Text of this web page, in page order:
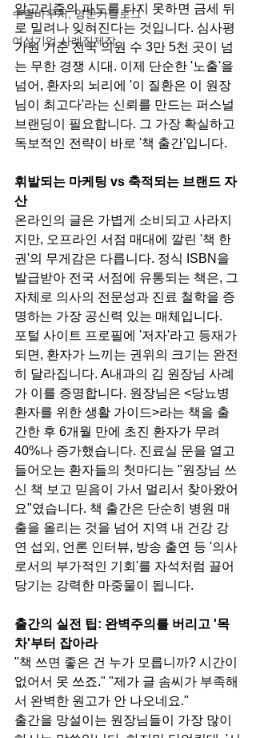
수출바우처, 영문카탈로그
여성기업 사례집제작
알고리즘의 파도를 타지 못하면 금세 뒤
로 밀려나 잊혀진다는 것입니다. 심사평
가원 기준 전국 의원 수 3만 5천 곳이 넘
는 무한 경쟁 시대. 이제 단순한 '노출'을
넘어, 환자의 뇌리에 '이 질환은 이 원장
님이 최고다'라는 신뢰를 만드는 퍼스널
브랜딩이 필요합니다. 그 가장 확실하고
독보적인 전략이 바로 '책 출간'입니다.
휘발되는 마케팅 vs 축적되는 브랜드 자
산
온라인의 글은 가볍게 소비되고 사라지
지만, 오프라인 서점 매대에 깔린 '책 한
권'의 무게감은 다릅니다. 정식 ISBN을
발급받아 전국 서점에 유통되는 책은, 그
자체로 의사의 전문성과 진료 철학을 증
명하는 가장 공신력 있는 매체입니다.
포털 사이트 프로필에 '저자'라고 등재가
되면, 환자가 느끼는 권위의 크기는 완전
히 달라집니다. A내과의 김 원장님 사례
가 이를 증명합니다. 원장님은 <당뇨병
환자를 위한 생활 가이드>라는 책을 출
간한 후 6개월 만에 초진 환자가 무려
40%나 증가했습니다. 진료실 문을 열고
들어오는 환자들의 첫마디는 "원장님 쓰
신 책 보고 믿음이 가서 멀리서 찾아왔어
요"였습니다. 책 출간은 단순히 병원 매
출을 올리는 것을 넘어 지역 내 건강 강
연 섭외, 언론 인터뷰, 방송 출연 등 '의사
로서의 부가적인 기회'를 자석처럼 끌어
당기는 강력한 마중물이 됩니다.
출간의 실전 팁: 완벽주의를 버리고 '목
차'부터 잡아라
"책 쓰면 좋은 건 누가 모릅니까? 시간이
없어서 못 쓰죠." "제가 글 솜씨가 부족해
서 완벽한 원고가 안 나오네요."
출간을 망설이는 원장님들이 가장 많이